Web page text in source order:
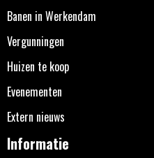
Banen in Werkendam
Vergunningen
Huizen te koop
Evenementen
Extern nieuws
Informatie